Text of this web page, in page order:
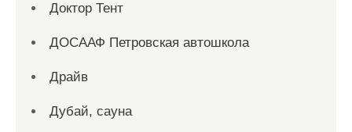
Доктор Тент
ДОСААФ Петровская автошкола
Драйв
Дубай, сауна